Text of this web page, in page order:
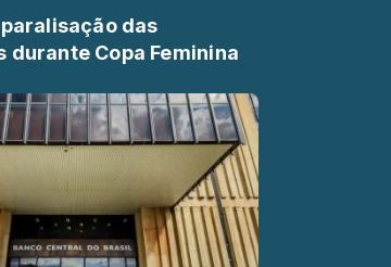
das
durante Copa Feminina